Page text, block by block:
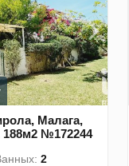
Малага,
188м2 №172244
2